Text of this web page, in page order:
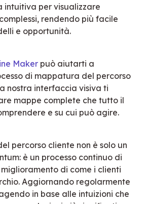
intuitiva per visualizzare
rendendo più facile
e opportunità.
Maker può aiutarti a
di mappatura del percorso
nostra interfaccia visiva ti
mappe complete che tutto il
e su cui può agire.
percorso cliente non è solo un
è un processo continuo di
di come i clienti
Aggiornando regolarmente
in base alle intuizioni che